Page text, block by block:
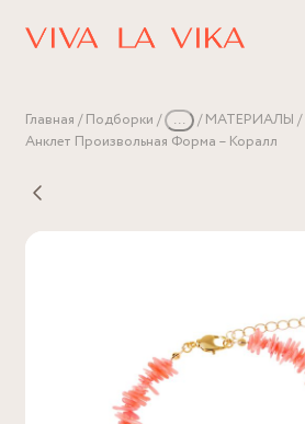
Главная Подборки ... МАТЕРИАЛЫ
Анклет Произвольная Форма – Коралл